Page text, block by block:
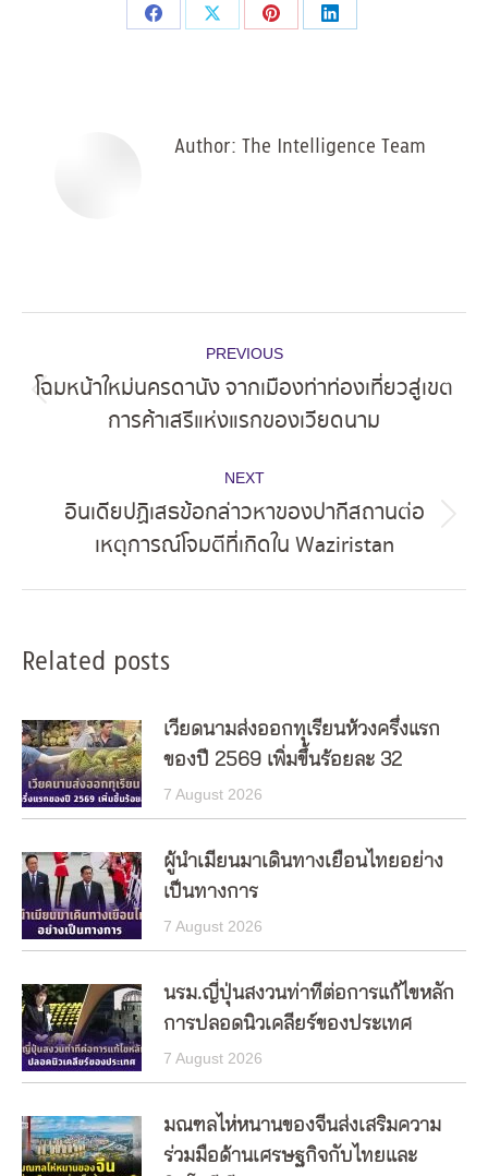
Share
Share
Share
Share
Author: The Intelligence Team
navigation
PREVIOUS
post:
โฉมหน้าใหม่นครดานัง จากเมืองท่าท่องเที่ยวสู่เขต
การค้าเสรีแห่งแรกของเวียดนาม
NEXT
Next
post:
อินเดียปฏิเสธข้อกล่าวหาของปากีสถานต่อ
เหตุการณ์โจมตีที่เกิดใน Waziristan
Related posts
เวียดนามส่งออกทุเรียนห้วงครึ่งแรก
ของปี 2569 เพิ่มขึ้นร้อยละ 32
7 August 2026
ผู้นำเมียนมาเดินทางเยือนไทยอย่าง
เป็นทางการ
7 August 2026
นรม.ญี่ปุ่นสงวนท่าทีต่อการแก้ไขหลัก
การปลอดนิวเคลียร์ของประเทศ
7 August 2026
มณฑลไห่หนานของจีนส่งเสริมความ
ร่วมมือด้านเศรษฐกิจกับไทยและ